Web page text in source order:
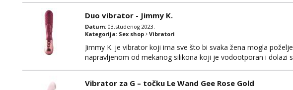
Duo vibrator - Jimmy K.
Datum: 03.studenog 2023.
Kategorija: Sex shop Vibratori
Jimmy K. je vibrator koji ima sve što bi svaka žena mogla
napravljenom od mekanog silikona koji je vodootporan i dolazi
Vibrator za G – točku Le Wand Gee Rose Gold